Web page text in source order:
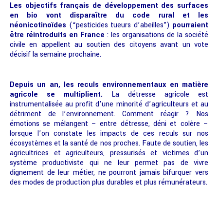
Les objectifs français de développement des surfaces
en bio vont disparaître du code rural et les
néonicotinoïdes (“pesticides tueurs d’abeilles”) pourraient
être réintroduits en France : les organisations de la société
civile en appellent au soutien des citoyens avant un vote
décisif la semaine prochaine.
Depuis un an, les reculs environnementaux en matière
agricole se multiplient. La détresse agricole est
instrumentalisée au profit d’une minorité d’agriculteurs et au
détriment de l’environnement. Comment réagir ? Nos
émotions se mélangent – entre détresse, déni et colère –
lorsque l’on constate les impacts de ces reculs sur nos
écosystèmes et la santé de nos proches. Faute de soutien, les
agricultrices et agriculteurs, pressurisés et victimes d’un
système productiviste qui ne leur permet pas de vivre
dignement de leur métier, ne pourront jamais bifurquer vers
des modes de production plus durables et plus rémunérateurs.